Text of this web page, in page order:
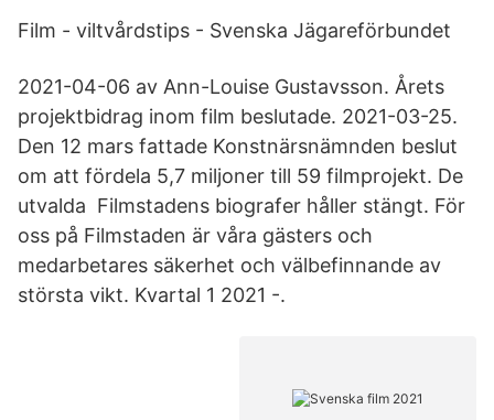
Film - viltvårdstips - Svenska Jägareförbundet
2021-04-06 av Ann-Louise Gustavsson. Årets
projektbidrag inom film beslutade. 2021-03-25.
Den 12 mars fattade Konstnärsnämnden beslut
om att fördela 5,7 miljoner till 59 filmprojekt. De
utvalda Filmstadens biografer håller stängt. För
oss på Filmstaden är våra gästers och
medarbetares säkerhet och välbefinnande av
största vikt. Kvartal 1 2021 -.